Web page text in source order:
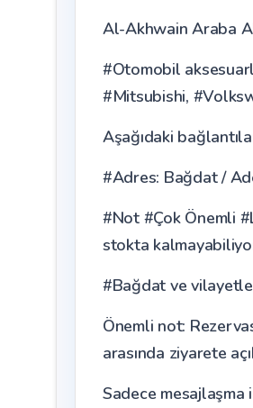
Al-Akhwain Araba
#Otomobil
#Mitsubishi,
Aşağıdaki
#Adres: Bağdat /
#Not #Çok Önemli
stokta
#Bağdat ve
Önemli not:
arasında ziyarete
Sadece